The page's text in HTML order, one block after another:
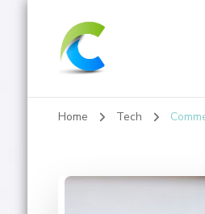
Home Tech